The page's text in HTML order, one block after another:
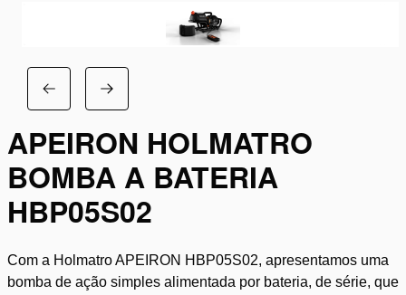
APEIRON HOLMATRO
BOMBA A BATERIA
HBP05S02
Com a Holmatro APEIRON HBP05S02, apresentamos uma
bomba de ação simples alimentada por bateria, de série, que